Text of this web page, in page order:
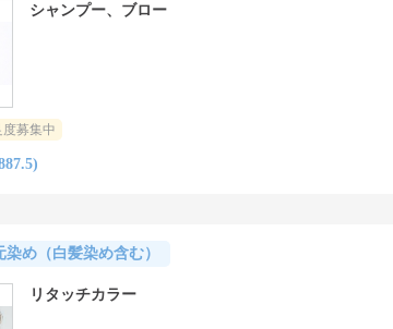
シャンプー、ブロー
度募集中
染め（白髪染め含む）
リタッチカラー